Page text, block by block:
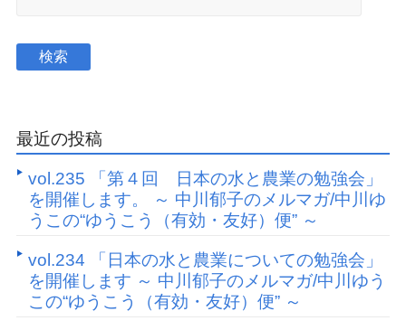
最近の投稿
vol.235 「第４回 日本の水と農業の勉強会」
を開催します。 ～ 中川郁子のメルマガ/中川ゆ
うこの“ゆうこう（有効・友好）便” ～
vol.234 「日本の水と農業についての勉強会」
を開催します ～ 中川郁子のメルマガ/中川ゆう
この“ゆうこう（有効・友好）便” ～